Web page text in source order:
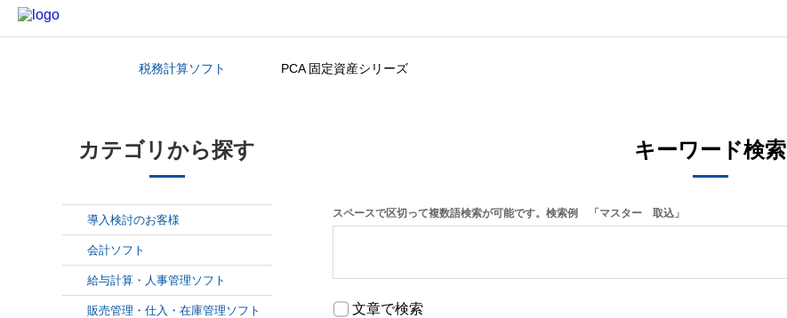
カテゴリから探す税務計算ソフト PCA 固定資産シリーズ
カテゴリから探す
導入検討のお客様
会計ソフト
給与計算・人事管理ソフト
販売管理・仕入・在庫管理ソフト
キーワード検索
スペースで区切って複数語検索が可能です。検索例 「マスター 取込」
文章で検索